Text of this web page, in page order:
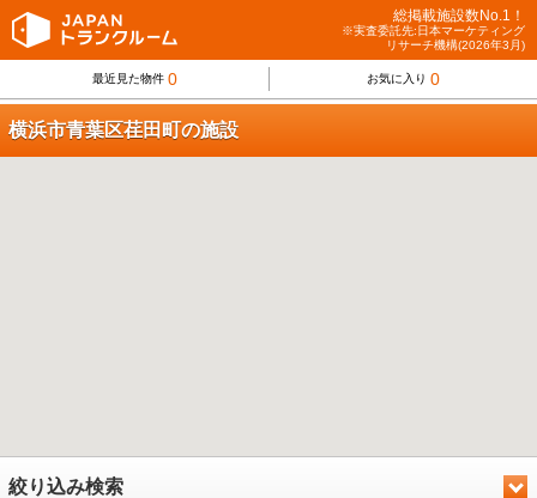
総掲載施設数No.1！
※実査委託先:日本マーケティング
リサーチ機構(2026年3月)
最近見た物件 0 お気に入り 0
横浜市青葉区荏田町の施設
絞り込み検索